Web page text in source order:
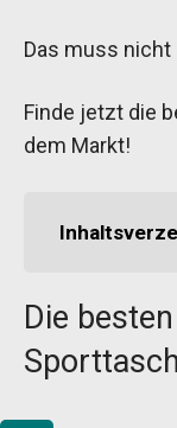
Das muss nicht
Finde jetzt die
dem Markt!
Die besten